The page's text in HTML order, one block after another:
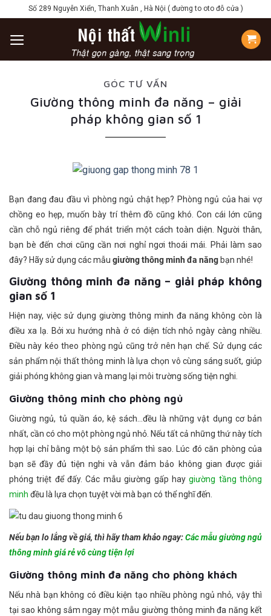
to
content
Số 289 Nguyễn Xiển, Thanh Xuân , Hà Nội ( đường to oto đỗ cửa )
GÓC TƯ VẤN
Giường thông minh đa năng – giải
pháp không gian số 1
Bạn đang đau đầu vì phòng ngủ chật hẹp? Phòng ngủ của hai vợ
chồng eo hẹp, muốn bày trí thêm đồ cũng khó. Con cái lớn cũng
cần chỗ ngủ riêng để phát triển một cách toàn diện. Người thân,
bạn bè đến chơi cũng cần nơi nghỉ ngơi thoái mái. Phải làm sao
đây? Hãy sử dụng các mẫu giường thông minh đa năng bạn nhé!
Giường thông minh đa năng – giải pháp không
gian số 1
Hiện nay, việc sử dụng giường thông minh đa năng không còn là
điều xa lạ. Bởi xu hướng nhà ở có diện tích nhỏ ngày càng nhiều.
Điều này kéo theo phòng ngủ cũng trở nên hạn chế. Sử dụng các
sản phẩm nội thất thông minh là lựa chọn vô cùng sáng suốt, giúp
giải phóng không gian và mang lại môi trường sống tiện nghi.
Giường thông minh cho phòng ngủ
Giường ngủ, tủ quần áo, kệ sách…đều là những vật dụng cơ bản
nhất, cần có cho một phòng ngủ nhỏ. Nếu tất cả những thứ này tích
hợp lại chỉ bằng một bộ sản phẩm thì sao. Lúc đó căn phòng của
bạn sẽ đầy đủ tiện nghi và vẫn đảm bảo không gian được giải
phóng triệt để đấy. Các mẫu giường gấp haygiường tầng thông
minh đều là lựa chọn tuyệt vời mà bạn có thể nghĩ đến.
Nếu bạn lo lắng về giá, thì hãy tham khảo ngay:Các mẫu giường ngủ
thông minh giá rẻ vô cùng tiện lợi
Giường thông minh đa năng cho phòng khách
Nếu nhà bạn không có điều kiện tạo nhiều phòng ngủ nhỏ, vậy thì
tại sao không sắm ngay một mẫu giường thông minh đa năng kết